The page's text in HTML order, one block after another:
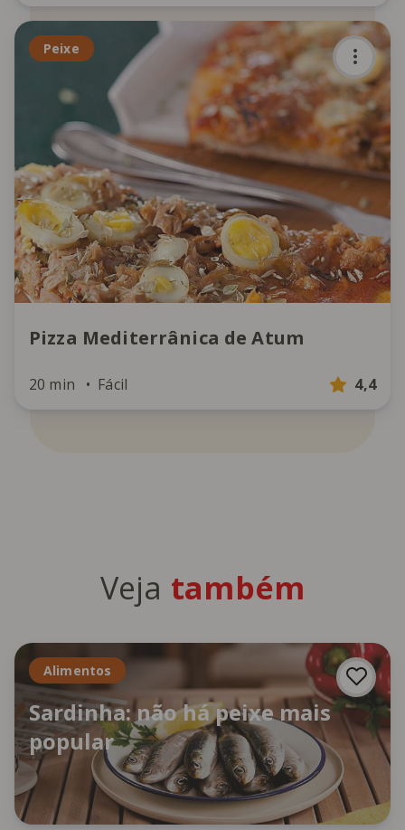
Peixe
Pizza Mediterrânica de Atum
20 min Fácil 4,4
Veja também
Alimentos
Sardinha: não há peixe mais
popular